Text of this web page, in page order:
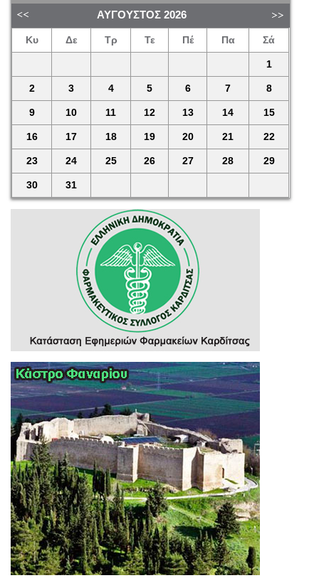
ΑΎΓΟΥΣΤΟΣ 2026
Κυ Δε Τρ Τε Πέ Πα Σά
1
2 3 4 5 6 7 8
9 10 11 12 13 14 15
16 17 18 19 20 21 22
23 24 25 26 27 28 29
30 31